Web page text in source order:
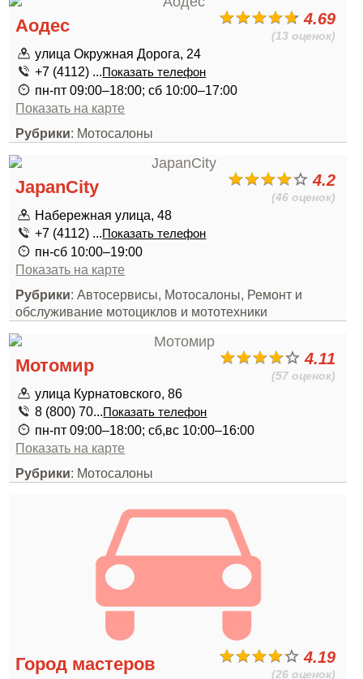
4.69
(13 оценок)
Аодес
улица Окружная Дорога, 24
+7 (4112) ...Показать телефон
пн-пт 09:00–18:00; сб 10:00–17:00
Показать на карте
Рубрики: Мотосалоны
4.2
(46 оценок)
JapanCity
Набережная улица, 48
+7 (4112) ...Показать телефон
пн-сб 10:00–19:00
Показать на карте
Рубрики: Автосервисы, Мотосалоны, Ремонт и
обслуживание мотоциклов и мототехники
4.11
(57 оценок)
Мотомир
улица Курнатовского, 86
8 (800) 70...Показать телефон
пн-пт 09:00–18:00; сб,вс 10:00–16:00
Показать на карте
Рубрики: Мотосалоны
4.19
(26 оценок)
Город мастеров